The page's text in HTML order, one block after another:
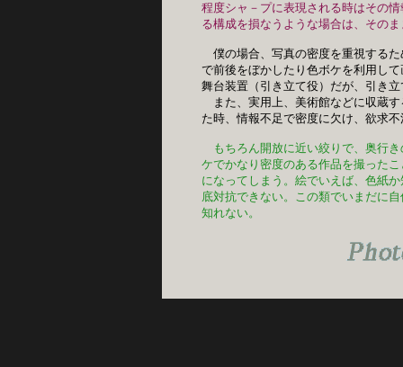
程度シャ－プに表現される時はその
る構成を損なうような場合は、その
僕の場合、写真の密度を重視する
で前後をぼかしたり色ボケを利用し
舞台装置（引き立て役）だが、引き
また、実用上、美術館などに収蔵
た時、情報不足で密度に欠け、欲求
もちろん開放に近い絞りで、奥行
ケでかなり密度のある作品を撮った
になってしまう。絵でいえば、色紙
底対抗できない。この類でいまだに
知れない。